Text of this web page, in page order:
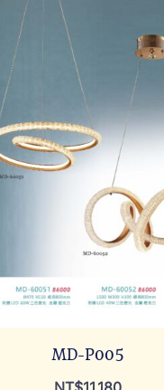
MD-P005